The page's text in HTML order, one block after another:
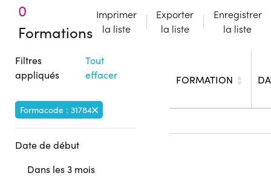
0
Formations
Imprimer
la liste
Exporter
la liste
Enregistrer
la liste
Filtres
appliqués
Tout
effacer
Formacode : 31784
Date de début
Dans les 3 mois
FORMATION